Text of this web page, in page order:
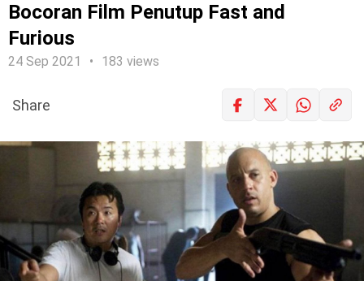
Bocoran Film Penutup Fast and
Furious
24 Sep 2021 183 views
LOGIN
Share